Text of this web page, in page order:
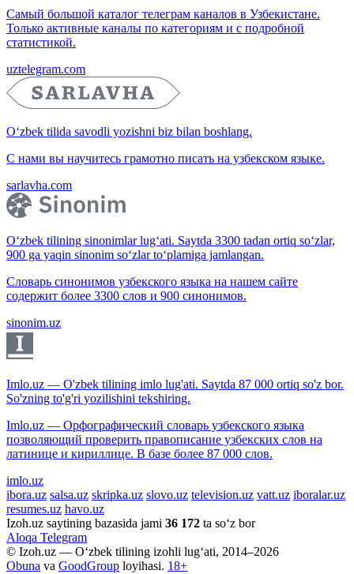
Самый большой каталог телеграм каналов в Узбекистане.
Только активные каналы по категориям и с подробной
статистикой.
uztelegram.com
O‘zbek tilida savodli yozishni biz bilan boshlang.
С нами вы научитесь грамотно писать на узбекском языке.
sarlavha.com
O‘zbek tilining sinonimlar lug‘ati. Saytda 3300 tadan ortiq so‘zlar,
900 ga yaqin sinonim so‘zlar to‘plamiga jamlangan.
Словарь синонимов узбекского языка на нашем сайте
содержит более 3300 слов и 900 синонимов.
sinonim.uz
Imlo.uz — O'zbek tilining imlo lug'ati. Saytda 87 000 ortiq so'z bor.
So'zning to'g'ri yozilishini tekshiring.
Imlo.uz — Орфографический словарь узбекского языка
позволяющий проверить правописание узбекских слов на
латинице и кириллице. В базе более 87 000 слов.
imlo.uz
ibora.uz salsa.uz skripka.uz slovo.uz television.uz vatt.uz iboralar.uz
resumes.uz havo.uz
Izoh.uz saytining bazasida jami 36 172 ta so‘z bor
Aloqa Telegram
© Izoh.uz — O‘zbek tilining izohli lug‘ati, 2014–2026
Obuna va GoodGroup loyihasi. 18+